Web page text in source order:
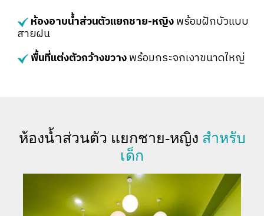
ห้องอาบน้ำส่วนตัวแยกชาย-หญิงพร้อมฝักบัวแบบ
สายฝน
พื้นที่แต่งตัวกว้างขวางพร้อมกระจกเงาขนาดใหญ่
ห้องน้ำส่วนตัว แยกชาย-หญิง สำหรับ
เด็ก